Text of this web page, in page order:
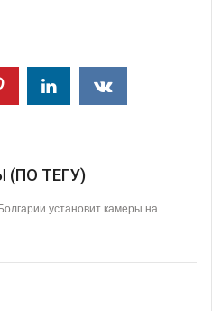
ТЕГУ)
установит камеры на